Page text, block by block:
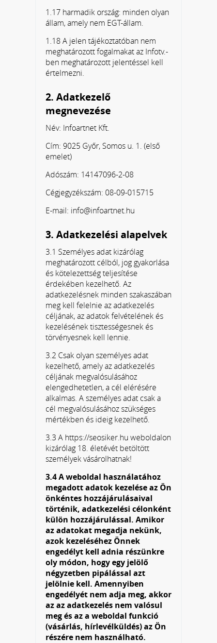
1.17 harmadik ország: minden olyan
állam, amely nem EGT-állam.
1.18 A jelen tájékoztatóban nem
meghatározott fogalmakat az Infotv.-
ben meghatározott jelentéssel kell
értelmezni.
2. Adatkezelő
megnevezése
Név: Infoartnet Kft.
Cím: 9025 Győr, Somos u. 1. (első
emelet)
Adószám: 14147096-2-08
Cégjegyzékszám: 08-09-015715
E-mail: info@infoartnet.hu
3. Adatkezelési alapelvek
3.1 Személyes adat kizárólag
meghatározott célból, jog gyakorlása
és kötelezettség teljesítése
érdekében kezelhető. Az
adatkezelésnek minden szakaszában
meg kell felelnie az adatkezelés
céljának, az adatok felvételének és
kezelésének tisztességesnek és
törvényesnek kell lennie.
3.2 Csak olyan személyes adat
kezelhető, amely az adatkezelés
céljának megvalósulásához
elengedhetetlen, a cél elérésére
alkalmas. A személyes adat csak a
cél megvalósulásához szükséges
mértékben és ideig kezelhető.
3.3 A https://seosiker.hu weboldalon
kizárólag 18. életévét betöltött
személyek vásárolhatnak!
3.4 A weboldal használatához
megadott adatok kezelése az Ön
önkéntes hozzájárulásaival
történik, adatkezelési célonként
külön hozzájárulással. Amikor
az adatokat megadja nekünk,
azok kezeléséhez Önnek
engedélyt kell adnia részünkre
oly módon, hogy egy jelölő
négyzetben pipálással azt
jelölnie kell. Amennyiben
engedélyét nem adja meg, akkor
az az adatkezelés nem valósul
meg és az a weboldal funkció
(vásárlás, hírlevélküldés) az Ön
részére nem használható.